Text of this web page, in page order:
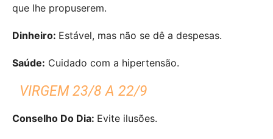
que lhe propuserem.
Dinheiro: Estável, mas não se dê a despesas.
Saúde: Cuidado com a hipertensão.
VIRGEM 23/8 A 22/9
Conselho Do Dia: Evite ilusões.